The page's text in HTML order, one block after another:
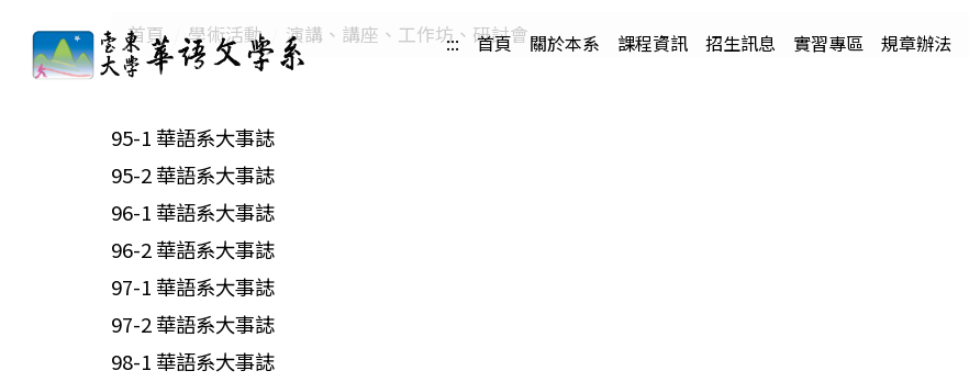
::: 首頁 關於本系 課程資訊 招生訊息 實習專區 規章辦法
首頁 學術活動 演講、講座、工作坊、研討會
95-1 華語系大事誌
95-2 華語系大事誌
96-1 華語系大事誌
96-2 華語系大事誌
97-1 華語系大事誌
97-2 華語系大事誌
98-1 華語系大事誌